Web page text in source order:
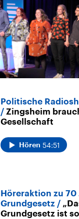
Politische
Zingsheim
Gesellschaft
Hören 54:51
Höreraktion zu 70
Grundgesetz
Grundgesetz ist